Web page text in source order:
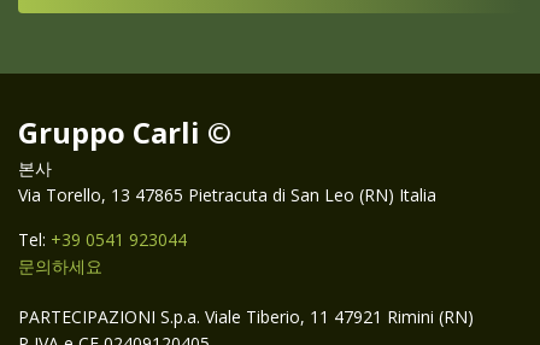
Gruppo Carli ©
본사
Via Torello, 13 47865 Pietracuta di San Leo (RN) Italia
Tel: +39 0541 923044
문의하세요
PARTECIPAZIONI S.p.a. Viale Tiberio, 11 47921 Rimini (RN)